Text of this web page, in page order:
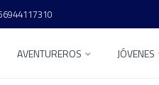
AVENTUREROS JÓVENES